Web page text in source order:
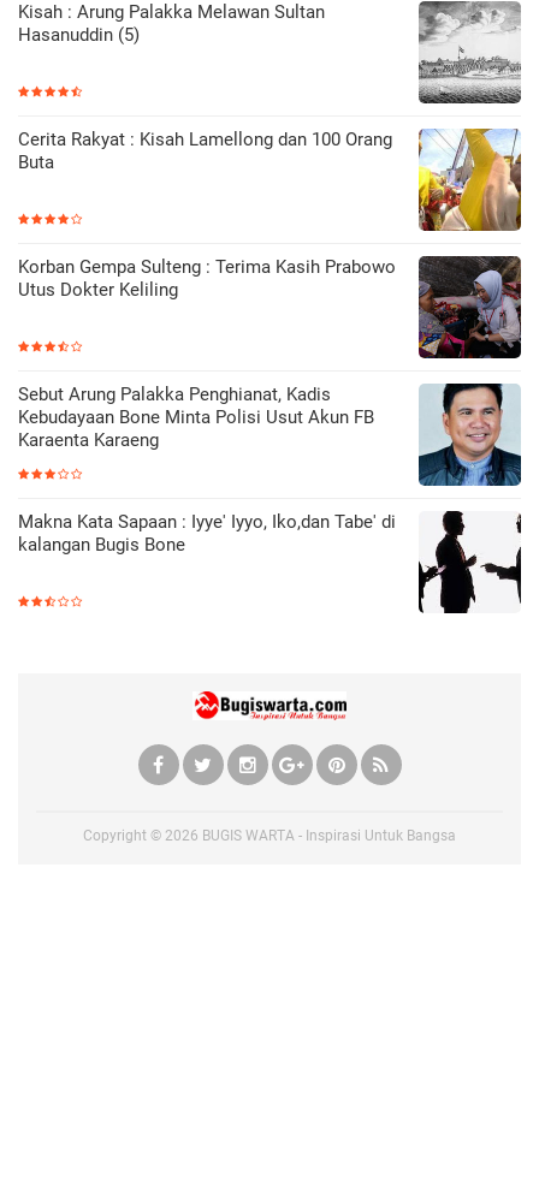
Kisah : Arung Palakka Melawan Sultan
Hasanuddin (5)
Cerita Rakyat : Kisah Lamellong dan 100 Orang
Buta
Korban Gempa Sulteng : Terima Kasih Prabowo
Utus Dokter Keliling
Sebut Arung Palakka Penghianat, Kadis
Kebudayaan Bone Minta Polisi Usut Akun FB
Karaenta Karaeng
Makna Kata Sapaan : Iyye' Iyyo, Iko,dan Tabe' di
kalangan Bugis Bone
Copyright © 2026 BUGIS WARTA - Inspirasi Untuk Bangsa